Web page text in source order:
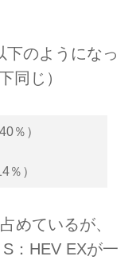
下のようになっ
同じ）
％）
％）
めているが、
：HEV EXが一